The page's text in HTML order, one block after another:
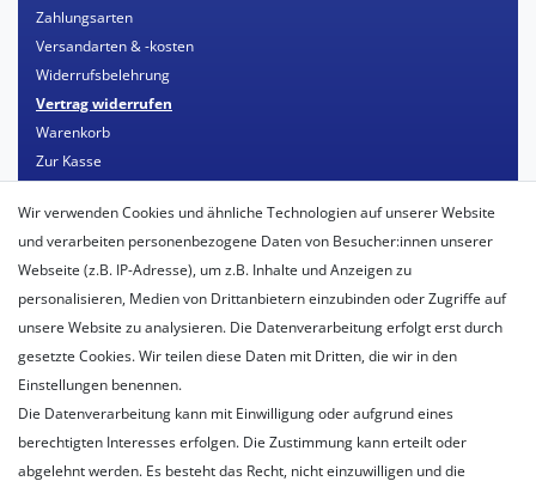
Zahlungsarten
Versandarten & -kosten
Widerrufsbelehrung
Vertrag widerrufen
Warenkorb
Zur Kasse
Mein Konto
Registrieren
Login
Unternehmen
Wir verwenden Cookies und ähnliche Technologien auf unserer Website
und verarbeiten personenbezogene Daten von Besucher:innen unserer
Webseite (z.B. IP-Adresse), um z.B. Inhalte und Anzeigen zu
personalisieren, Medien von Drittanbietern einzubinden oder Zugriffe auf
unsere Website zu analysieren. Die Datenverarbeitung erfolgt erst durch
gesetzte Cookies. Wir teilen diese Daten mit Dritten, die wir in den
Einstellungen benennen.
Die Datenverarbeitung kann mit Einwilligung oder aufgrund eines
berechtigten Interesses erfolgen. Die Zustimmung kann erteilt oder
abgelehnt werden. Es besteht das Recht, nicht einzuwilligen und die